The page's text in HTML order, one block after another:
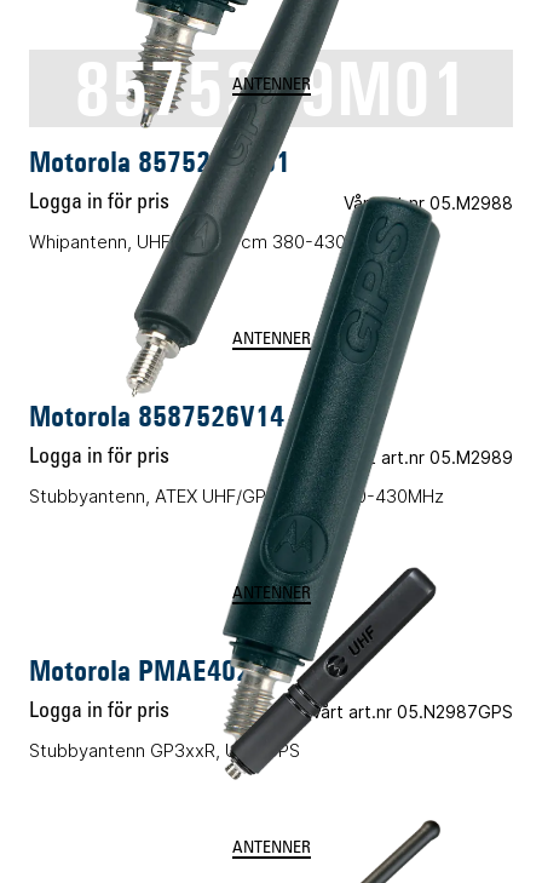
8575279M01
ANTENNER
Motorola 8575279M01
Logga in för pris Vårt art.nr 05.M2988
Whipantenn, UHF/GPS, 11 cm 380-430 Mhz
ANTENNER
Motorola 8587526V14
Logga in för pris Vårt art.nr 05.M2989
Stubbyantenn, ATEX UHF/GPS, 8 cm 380-430MHz
ANTENNER
Motorola PMAE4021B
Logga in för pris Vårt art.nr 05.N2987GPS
Stubbyantenn GP3xxR, UHF/GPS
ANTENNER